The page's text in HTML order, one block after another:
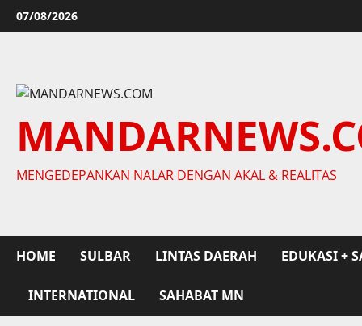
Skip
to
07/08/2026
MENGEDEPANKAN NALAR DENGAN AKAL & REALITAS
HOME SULBAR LINTAS DAERAH EDUKASI +
INTERNATIONAL SAHABAT MN